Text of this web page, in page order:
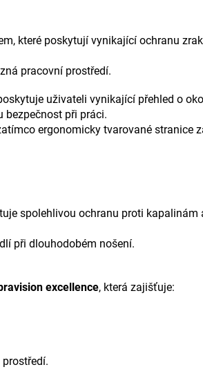
které poskytují vynikající ochranu
pracovní prostředí.
uživateli vynikající přehled o
bezpečnost při práci.
ergonomicky tvarované stranice
spolehlivou ochranu proti kapalinám
při dlouhodobém nošení.
excellence, která zajišťuje: